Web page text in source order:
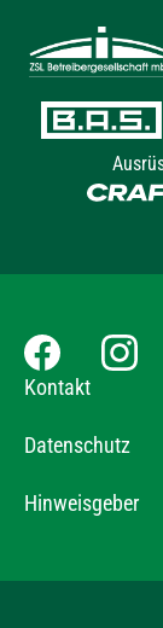
Kontakt
Datenschutz
Hinweisgeber